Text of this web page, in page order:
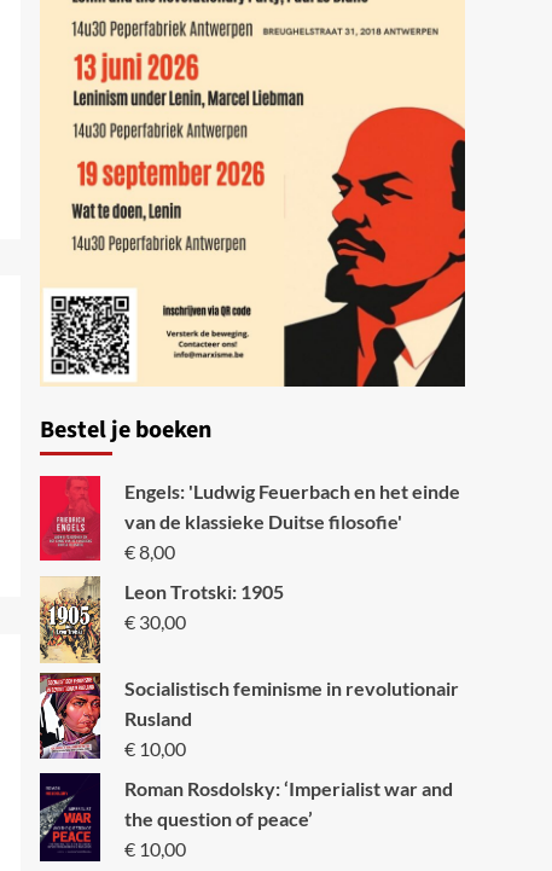
Bestel je boeken
Engels: 'Ludwig Feuerbach en het einde
van de klassieke Duitse filosofie'
€8,00
Leon Trotski: 1905
€30,00
Socialistisch feminisme in revolutionair
Rusland
€10,00
Roman Rosdolsky: ‘Imperialist war and
the question of peace’
€10,00